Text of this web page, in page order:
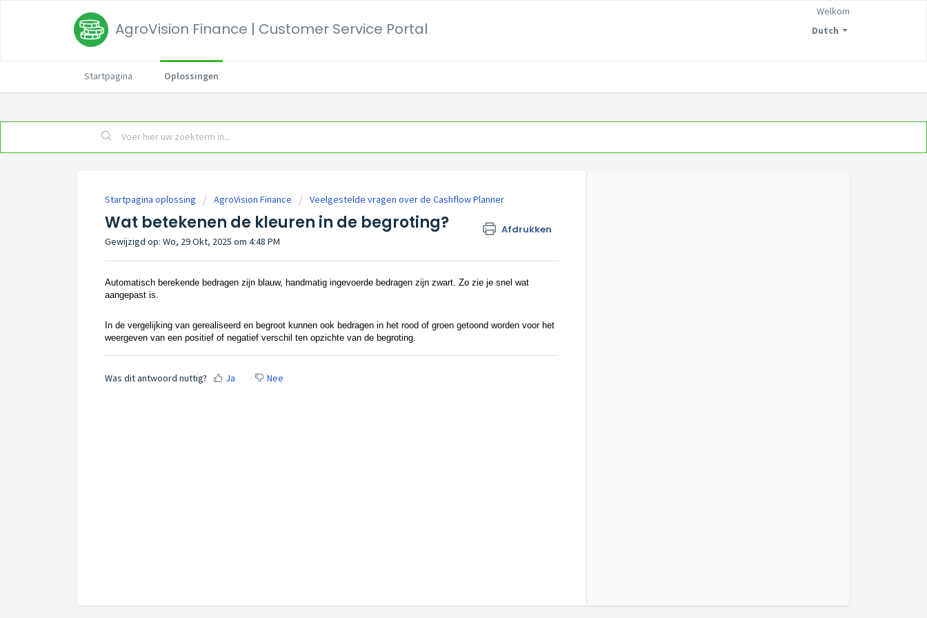
AgroVision Finance | Customer Service Portal Dutch
Welkom
Startpagina Oplossingen
Startpagina oplossing AgroVision Finance Veelgestelde vragen over de Cashflow Planner
Wat betekenen de kleuren in de begroting? Afdrukken
Gewijzigd op: Wo, 29 Okt, 2025 om 4:48 PM
Automatisch berekende bedragen zijn blauw, handmatig ingevoerde bedragen zijn zwart. Zo zie je snel wat
aangepast is.
In de vergelijking van gerealiseerd en begroot kunnen ook bedragen in het rood of groen getoond worden voor het
weergeven van een positief of negatief verschil ten opzichte van de begroting.
Was dit antwoord nuttig? Ja Nee